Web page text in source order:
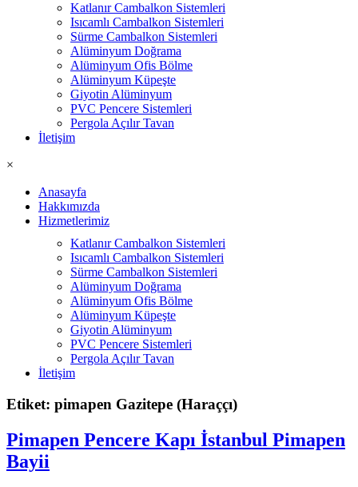
Katlanır Cambalkon Sistemleri
Isıcamlı Cambalkon Sistemleri
Sürme Cambalkon Sistemleri
Alüminyum Doğrama
Alüminyum Ofis Bölme
Alüminyum Küpeşte
Giyotin Alüminyum
PVC Pencere Sistemleri
Pergola Açılır Tavan
İletişim
×
Anasayfa
Hakkımızda
Hizmetlerimiz
Katlanır Cambalkon Sistemleri
Isıcamlı Cambalkon Sistemleri
Sürme Cambalkon Sistemleri
Alüminyum Doğrama
Alüminyum Ofis Bölme
Alüminyum Küpeşte
Giyotin Alüminyum
PVC Pencere Sistemleri
Pergola Açılır Tavan
İletişim
Etiket: pimapen Gazitepe (Haraççı)
Pimapen Pencere Kapı İstanbul Pimapen
Bayii